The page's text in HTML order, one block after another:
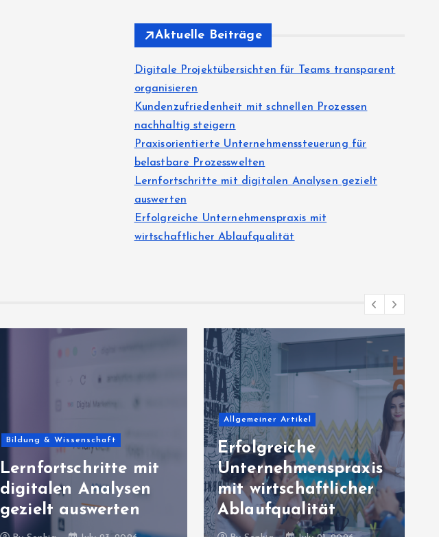
Aktuelle Beiträge
Digitale Projektübersichten für Teams transparent
organisieren
Kundenzufriedenheit mit schnellen Prozessen
nachhaltig steigern
Praxisorientierte Unternehmenssteuerung für
belastbare Prozesswelten
Lernfortschritte mit digitalen Analysen gezielt
auswerten
Erfolgreiche Unternehmenspraxis mit
wirtschaftlicher Ablaufqualität
Bildung & Wissenschaft
Lernfortschritte mit
digitalen Analysen
gezielt auswerten
Allgemeiner Artikel
Erfolgreiche
Unternehmenspraxis
mit wirtschaftlicher
Ablaufqualität